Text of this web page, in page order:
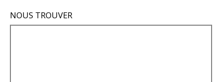
NOUS TROUVER